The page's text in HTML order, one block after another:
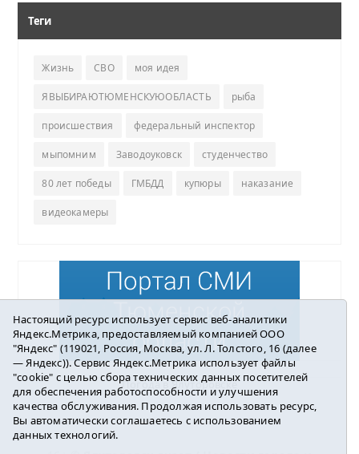
Теги
Жизнь СВО моя идея
ЯВЫБИРАЮТЮМЕНСКУЮОБЛАСТЬ рыба
происшествия федеральный инспектор
мыпомним Заводоуковск студенчество
80 лет победы ГМБДД купюры наказание
видеокамеры
Погода в Ялуторовске
Настоящий ресурс использует сервис веб-аналитики
Яндекс.Метрика, предоставляемый компанией ООО
"Яндекс" (119021, Россия, Москва, ул. Л. Толстого, 16 (далее
— Яндекс)). Сервис Яндекс.Метрика использует файлы
"cookie" с целью сбора технических данных посетителей
для обеспечения работоспособности и улучшения
качества обслуживания. Продолжая использовать ресурс,
Вы автоматически соглашаетесь с использованием
данных технологий.